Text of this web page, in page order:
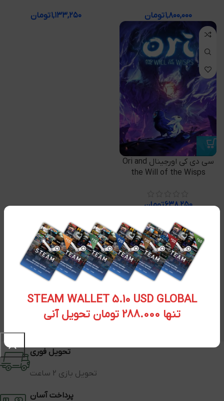
STEAM WALLET 5.10 USD GLOBAL
تنها 288.000 تومان تحویل آنی
۱,۸۰۰,۰۰۰تومان ۱,۱۳۳,۲۵۰تومان
سی دی کی اورجینال Ori and
the Will of the Wisps
۶۳۸,۲۵۰تومان
تحویل فوری
تحویل بازی 2 ساعت
پرداخت آسان